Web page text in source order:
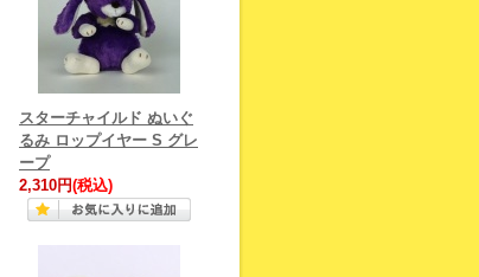
スターチャイルド ぬいぐ
るみ ロップイヤー S グレ
ープ
2,310円(税込)